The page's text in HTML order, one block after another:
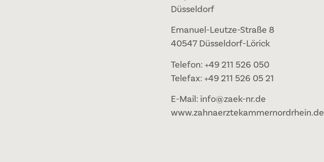
Düsseldorf
Emanuel-Leutze-Straße 8
40547 Düsseldorf-Lörick
Telefon: +49 211 526 050
Telefax: +49 211 526 05 21
E-Mail: info@zaek-nr.de
www.zahnaerztekammernordrhein.de